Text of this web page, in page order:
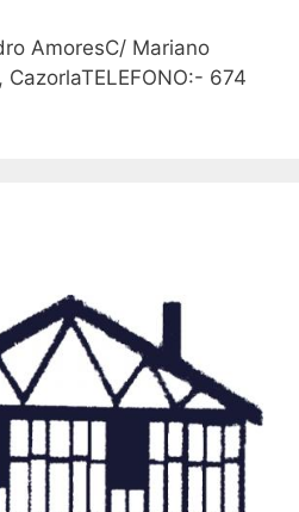
AmoresC/ Mariano
674